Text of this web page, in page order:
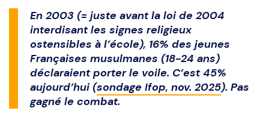
En 2003 (= juste avant la loi de 2004
interdisant les signes religieux
ostensibles à l’école), 16% des jeunes
Françaises musulmanes (18-24 ans)
déclaraient porter le voile. C’est 45%
aujourd’hui (sondage Ifop, nov. 2025). Pas
gagné le combat.